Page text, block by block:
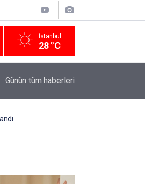
İstanbul
28 °C
Günün tüm haberleri